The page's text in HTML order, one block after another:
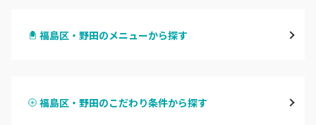
心斎橋・南船場・アメ村
福島区・野田のメニューから探す
ハンドスカルプ
福島区・野田のこだわり条件から探す